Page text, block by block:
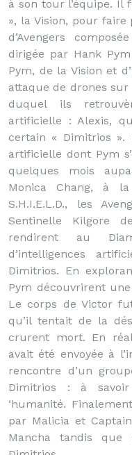
à son tour l’équipe.
», la Vision, pour
d’Avengers
dirigée par Hank
Pym, de la Vision et
attaque de drones sur
duquel ils
artificielle : Alexis,
certain « Dimitrios ».
artificielle dont Pym
quelques mois
Monica Chang, à
S.H.I.E.L.D., les
Sentinelle Kilgore
rendirent au
d’intelligences
Dimitrios. En
Pym découvrirent
Le corps de Victor
qu’il tentait de la
crurent mort. En
avait été envoyée à
rencontre d’un
Dimitrios : à
‘humanité.
par Malicia et
Mancha tandis que